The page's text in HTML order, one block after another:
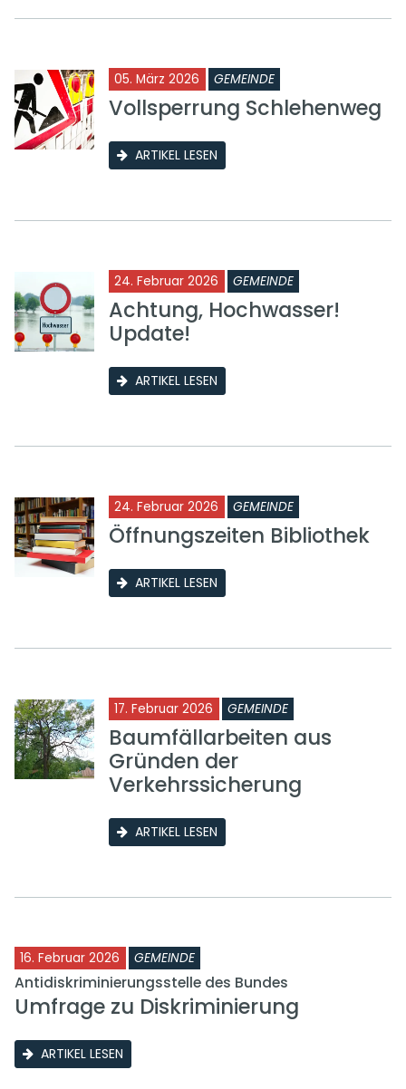
05. März 2026 GEMEINDE
Vollsperrung Schlehenweg
ARTIKEL LESEN
24. Februar 2026 GEMEINDE
Achtung, Hochwasser!
Update!
ARTIKEL LESEN
24. Februar 2026 GEMEINDE
Öffnungszeiten Bibliothek
ARTIKEL LESEN
17. Februar 2026 GEMEINDE
Baumfällarbeiten aus
Gründen der
Verkehrssicherung
ARTIKEL LESEN
16. Februar 2026 GEMEINDE
Antidiskriminierungsstelle des Bundes
Umfrage zu Diskriminierung
ARTIKEL LESEN